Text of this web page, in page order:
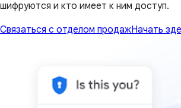
шифруются и кто имеет к ним доступ.
Связаться с отделом продажНачать